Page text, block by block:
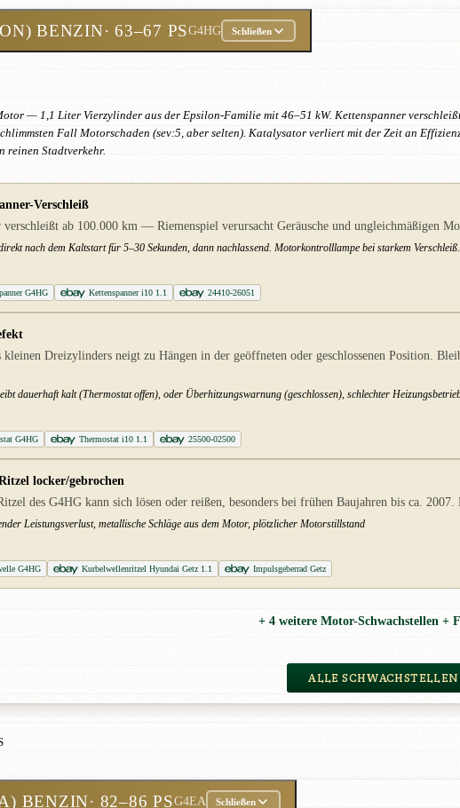
BENZIN· 63–67 PSG4HG Schließen
— 1,1 Liter Vierzylinder aus der Epsilon-Familie mit 46–51 kW. Kettenspanner
Fall Motorschaden (sev:5, aber selten). Katalysator verliert mit der Zeit an
reinen Stadtverkehr.
Verschleiß
verschleißt ab 100.000 km — Riemenspiel verursacht Geräusche und ungleichmäßigen
nach dem Kaltstart für 5–30 Sekunden, dann nachlassend. Motorkontrolllampe bei starkem Verschleiß.
G4HG Kettenspanner i10 1.1 24410-26051
kleinen Dreizylinders neigt zu Hängen in der geöffneten oder geschlossenen Position.
dauerhaft kalt (Thermostat offen), oder Überhitzungswarnung (geschlossen), schlechter
G4HG Thermostat i10 1.1 25500-02500
locker/gebrochen
des G4HG kann sich lösen oder reißen, besonders bei frühen Baujahren bis ca.
Leistungsverlust, metallische Schläge aus dem Motor, plötzlicher Motorstillstand
G4HG Kurbelwellenritzel Hyundai Getz 1.1 Impulsgeberrad Getz
+ 4 weitere Motor-Schwachstellen +
ALLE
BENZIN· 82–86 PSG4EA Schließen